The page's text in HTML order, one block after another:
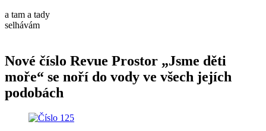
a tam a tady
selhávám
Nové číslo Revue Prostor „Jsme děti
moře“ se noří do vody ve všech jejích
podobách